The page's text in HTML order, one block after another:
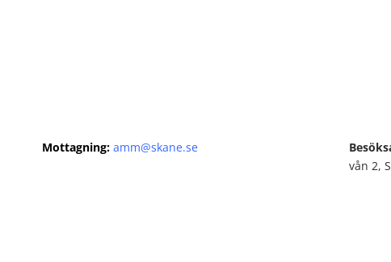
Mottagning: amm@skane.se
vån 2,